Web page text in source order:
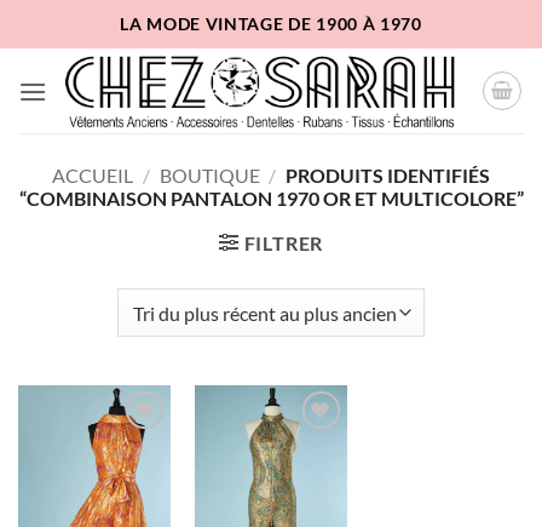
au
contenu
LA MODE VINTAGE DE 1900 À 1970
ACCUEIL / BOUTIQUE / PRODUITS IDENTIFIÉS
“COMBINAISON PANTALON 1970 OR ET MULTICOLORE”
FILTRER
Ajouter
à la liste
d'envies
Ajouter
à la liste
d'envies